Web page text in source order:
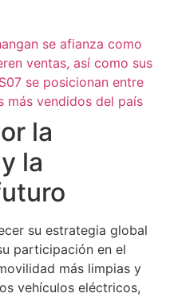
se afianza como
ventas, así como sus
se posicionan entre
más vendidos del país
la
la
su estrategia global
participación en el
más limpias y
vehículos eléctricos,